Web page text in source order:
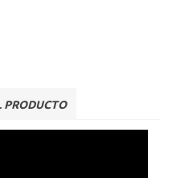
PRODUCTO